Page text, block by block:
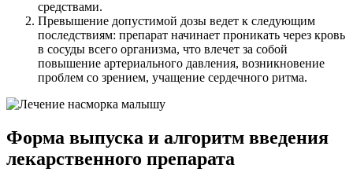
средствами.
Превышение допустимой дозы ведет к следующим
последствиям: препарат начинает проникать через кровь
в сосуды всего организма, что влечет за собой
повышение артериального давления, возникновение
проблем со зрением, учащение сердечного ритма.
Форма выпуска и алгоритм введения
лекарственного препарата